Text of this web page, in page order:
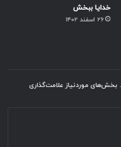
خدایا ببخش
۲۶ اسفند ۱۴۰۲
بخش‌های موردنیاز علامت‌گذاری